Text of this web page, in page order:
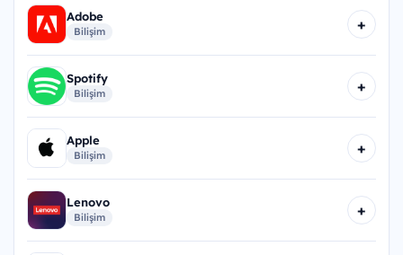
Adobe
Bilişim +
Spotify
Bilişim +
Apple
Bilişim +
Lenovo
Bilişim +